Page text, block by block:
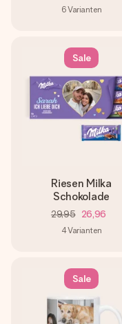
6Varianten
Sale
Riesen Milka
Schokolade
29,95 26,96
4Varianten
Sale